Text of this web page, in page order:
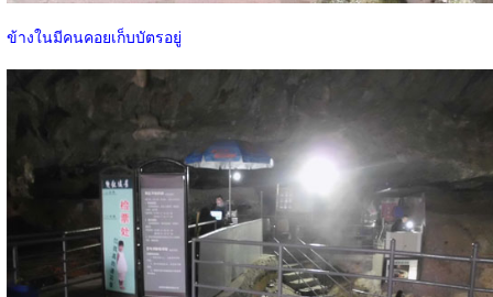
ข้างในมีคนคอยเก็บบัตรอยู่